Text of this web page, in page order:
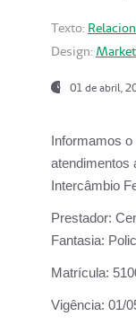
Texto:
Design:
01 de abril,
Informamos
atendimentos
Intercâmbio
Prestador:
Fantasia:
Matrícula:
Vigência: 01/